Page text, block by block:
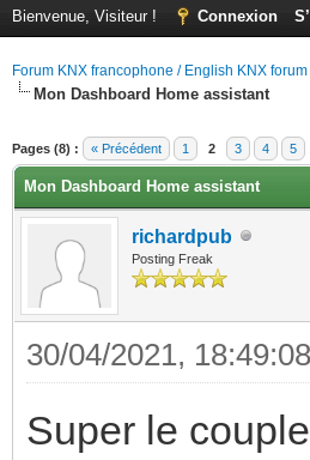
Bienvenue, Visiteur ! Connexion
Forum KNX francophone / English KNX forum
Mon Dashboard Home assistant
Pages (8) : « Précédent 1 2 3 4 5
Mon Dashboard Home assistant
richardpub
Posting Freak
30/04/2021, 18:49:08
Super le